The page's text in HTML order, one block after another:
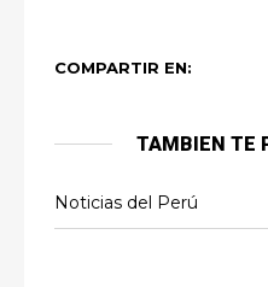
COMPARTIR EN:
TAMBIEN TE
Noticias del Perú